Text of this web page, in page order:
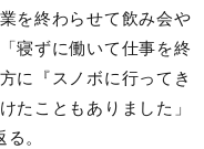
を終わらせて飲み会や
寝ずに働いて仕事を終
に『スノボに行ってき
たこともありました」
。